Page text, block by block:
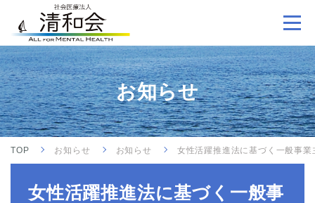
お知らせ
TOP お知らせ お知らせ 女性活躍推進法に基づく一般事
女性活躍推進法に基づく一般事